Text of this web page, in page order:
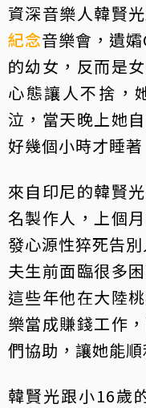
資深音樂人韓賢
紀念音樂會，遺
的幼女，反而是
心態讓人不捨，
泣，當天晚上她
好幾個小時才睡著
來自印尼的韓賢
名製作人，上個
發心源性猝死告
夫生前面臨很多
這些年他在大陸
樂當成賺錢工作
們協助，讓她能
韓賢光跟小16歲